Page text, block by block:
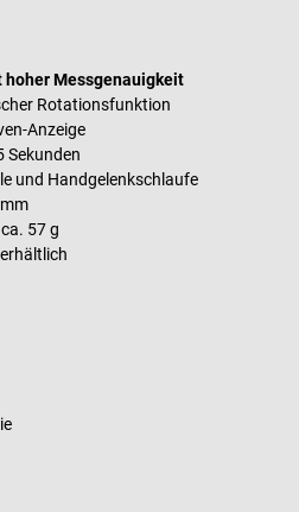
hoher Messgenauigkeit
Rotationsfunktion
Anzeige
Sekunden
und Handgelenkschlaufe
57 g